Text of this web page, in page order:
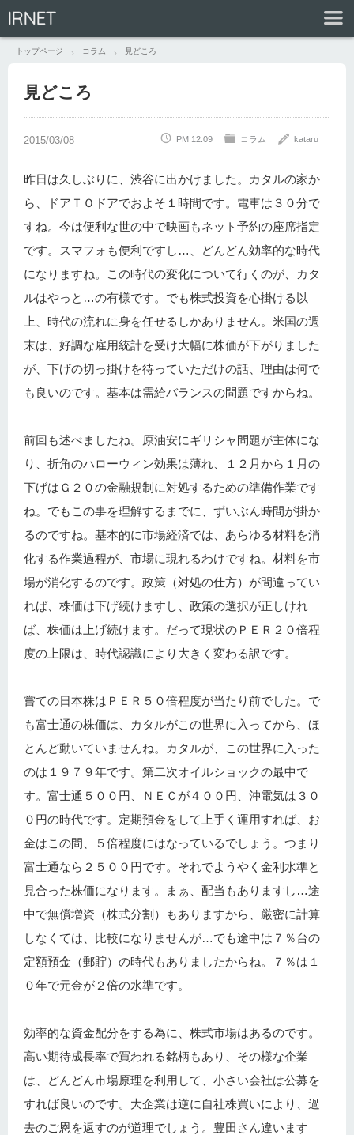
IRNET
トップページ コラム 見どころ
見どころ
PM 12:09 コラム kataru
昨日は久しぶりに、渋谷に出かけました。カタルの家か
ら、ドアＴＯドアでおよそ１時間です。電車は３０分で
すね。今は便利な世の中で映画もネット予約の座席指定
です。スマフォも便利ですし…、どんどん効率的な時代
になりますね。この時代の変化について行くのが、カタ
ルはやっと…の有様です。でも株式投資を心掛ける以
上、時代の流れに身を任せるしかありません。米国の週
末は、好調な雇用統計を受け大幅に株価が下がりました
が、下げの切っ掛けを待っていただけの話、理由は何で
も良いのです。基本は需給バランスの問題ですからね。
前回も述べましたね。原油安にギリシャ問題が主体にな
り、折角のハローウィン効果は薄れ、１２月から１月の
下げはＧ２０の金融規制に対処するための準備作業です
ね。でもこの事を理解するまでに、ずいぶん時間が掛か
るのですね。基本的に市場経済では、あらゆる材料を消
化する作業過程が、市場に現れるわけですね。材料を市
場が消化するのです。政策（対処の仕方）が間違ってい
れば、株価は下げ続けますし、政策の選択が正しけれ
ば、株価は上げ続けます。だって現状のＰＥＲ２０倍程
度の上限は、時代認識により大きく変わる訳です。
嘗ての日本株はＰＥＲ５０倍程度が当たり前でした。で
も富士通の株価は、カタルがこの世界に入ってから、ほ
とんど動いていませんね。カタルが、この世界に入った
のは１９７９年です。第二次オイルショックの最中で
す。富士通５００円、ＮＥＣが４００円、沖電気は３０
０円の時代です。定期預金をして上手く運用すれば、お
金はこの間、５倍程度にはなっているでしょう。つまり
富士通なら２５００円です。それでようやく金利水準と
見合った株価になります。まぁ、配当もありますし…途
中で無償増資（株式分割）もありますから、厳密に計算
しなくては、比較になりませんが…でも途中は７％台の
定額預金（郵貯）の時代もありましたからね。７％は１
０年で元金が２倍の水準です。
効率的な資金配分をする為に、株式市場はあるのです。
高い期待成長率で買われる銘柄もあり、その様な企業
は、どんどん市場原理を利用して、小さい会社は公募を
すれば良いのです。大企業は逆に自社株買いにより、過
去のご恩を返すのが道理でしょう。豊田さん違います